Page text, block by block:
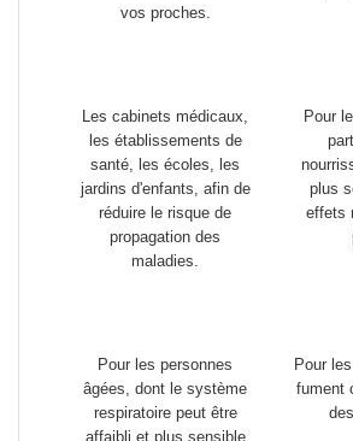
vos proches.
Les cabinets médicaux,
les établissements de
santé, les écoles, les
jardins d'enfants, afin de
réduire le risque de
propagation des
maladies.
Pour
plus
effets
Pour les personnes
âgées, dont le système
respiratoire peut être
affaibli et plus sensible
Pour
fument